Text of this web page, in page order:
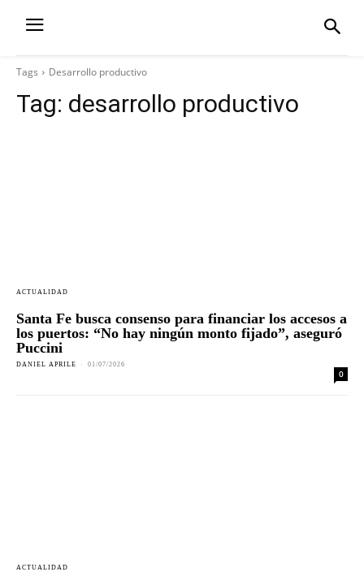
Tags Desarrollo productivo
Tag: desarrollo productivo
ACTUALIDAD
Santa Fe busca consenso para financiar los accesos a
los puertos: “No hay ningún monto fijado”, aseguró
Puccini
DANIEL APRILE - 01/07/2026
0
ACTUALIDAD